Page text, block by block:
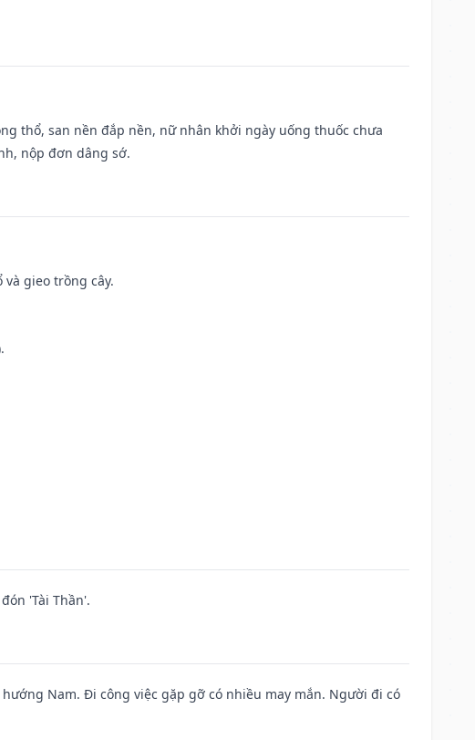
thổ, san nền đắp nền, nữ nhân khởi ngày uống thuốc chưa
nộp đơn dâng sớ.
và gieo trồng cây.
'Tài Thần'.
Nam. Đi công việc gặp gỡ có nhiều may mắn. Người đi có